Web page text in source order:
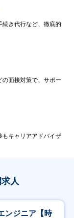
続き代行など、徹底的
面接対策で、サポー
もキャリアアドバイザ
人
ンジニア【時